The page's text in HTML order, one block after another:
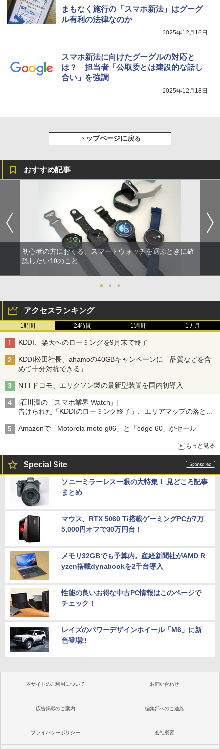
まもなく施行の「スマホ新法」はグーグ
ル有利の法律なのか
2025年12月16日
スマホ新法に向けたグーグルの対応と
は？ 担当者「公取委とは建設的な話し
合い」を強調
2025年12月18日
トップページに戻る
おすすめ記事
初心者の方におくる、スマートウォッチを選ぶときに確
認したい10のこと
● ● ●
アクセスランキング
1時間 24時間 1週間 1カ月
KDDI、楽天へのローミングを9月末で終了
KDDI松田社長、ahamoの40GBキャンペーンに「品質などを含
めて十分対抗できる」
NTTドコモ、エリクソン製の最新型装置を国内初導入
[石川温の「スマホ業界 Watch」]
告げられた「KDDIのローミング終了」、エリアマップの落とし
穴と楽天モバイルの課題
Amazonで「Motorola moto g06」と「edge 60」がセール
もっと見る
Special Site
ソニーミラーレス一眼の大特集！ 見どころ記事
まとめ
マウス、RTX 5060 Ti搭載ゲーミングPCが7万
5,000円オフで30万円台！
メモリ32GBでも予算内。産経新聞社がAMD R
yzen搭載dynabookを2千台導入
性能の良いお得な中古PC情報はこのページで
チェック！
レイズのパワーデザインホイール「M6」に新
色登場!!
本サイトのご利用について お問い合わせ
広告掲載のご案内 編集部へのご連絡
プライバシーポリシー 会社概要